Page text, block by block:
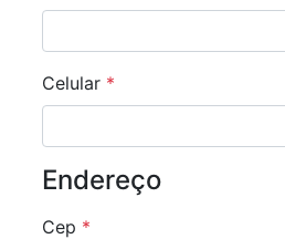
Celular *
Endereço
Cep *